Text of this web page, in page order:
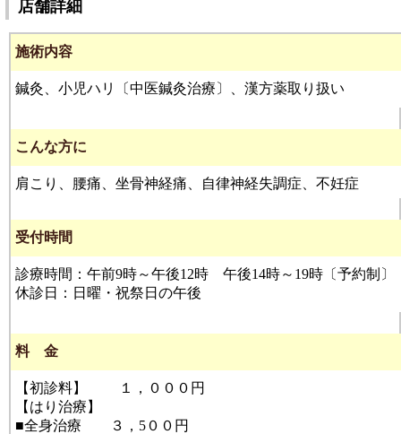
店舗詳細
施術内容
鍼灸、小児ハリ〔中医鍼灸治療〕、漢方薬取り扱い
こんな方に
肩こり、腰痛、坐骨神経痛、自律神経失調症、不妊症
受付時間
診療時間：午前9時～午後12時 午後14時～19時〔予約制〕
休診日：日曜・祝祭日の午後
料 金
【初診料】 １，０００円
【はり治療】
■全身治療 ３，5００円